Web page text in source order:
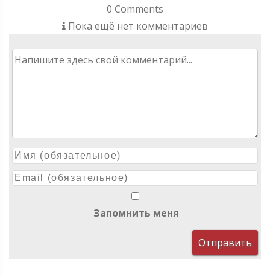
0 Comments
Пока ещё нет комментариев
Запомнить меня